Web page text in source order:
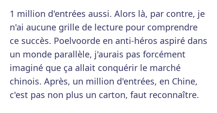
1 million d'entrées aussi. Alors là, par contre, je
n'ai aucune grille de lecture pour comprendre
ce succès. Poelvoorde en anti-héros aspiré dans
un monde parallèle, j'aurais pas forcément
imaginé que ça allait conquérir le marché
chinois. Après, un million d'entrées, en Chine,
c'est pas non plus un carton, faut reconnaître.